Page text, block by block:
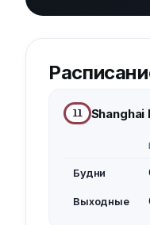
11 Shanghai
Будни
Выходные